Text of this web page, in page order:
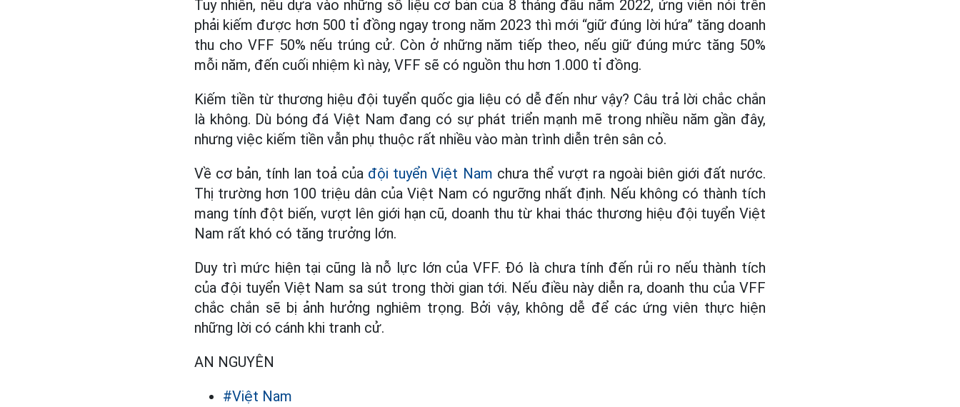
Tuy nhiên, nếu dựa vào những số liệu cơ bản của 8 tháng đầu năm 2022, ứng viên nói trên
phải kiếm được hơn 500 tỉ đồng ngay trong năm 2023 thì mới “giữ đúng lời hứa” tăng doanh
thu cho VFF 50% nếu trúng cử. Còn ở những năm tiếp theo, nếu giữ đúng mức tăng 50%
mỗi năm, đến cuối nhiệm kì này, VFF sẽ có nguồn thu hơn 1.000 tỉ đồng.
Kiếm tiền từ thương hiệu đội tuyển quốc gia liệu có dễ đến như vậy? Câu trả lời chắc chắn
là không. Dù bóng đá Việt Nam đang có sự phát triển mạnh mẽ trong nhiều năm gần đây,
nhưng việc kiếm tiền vẫn phụ thuộc rất nhiều vào màn trình diễn trên sân cỏ.
Về cơ bản, tính lan toả của đội tuyển Việt Nam chưa thể vượt ra ngoài biên giới đất nước.
Thị trường hơn 100 triệu dân của Việt Nam có ngưỡng nhất định. Nếu không có thành tích
mang tính đột biến, vượt lên giới hạn cũ, doanh thu từ khai thác thương hiệu đội tuyển Việt
Nam rất khó có tăng trưởng lớn.
Duy trì mức hiện tại cũng là nỗ lực lớn của VFF. Đó là chưa tính đến rủi ro nếu thành tích
của đội tuyển Việt Nam sa sút trong thời gian tới. Nếu điều này diễn ra, doanh thu của VFF
chắc chắn sẽ bị ảnh hưởng nghiêm trọng. Bởi vậy, không dễ để các ứng viên thực hiện
những lời có cánh khi tranh cử.
AN NGUYÊN
#Việt Nam